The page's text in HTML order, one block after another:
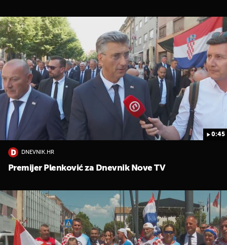
0:45
DNEVNIK.HR
Premijer Plenković za Dnevnik Nove TV